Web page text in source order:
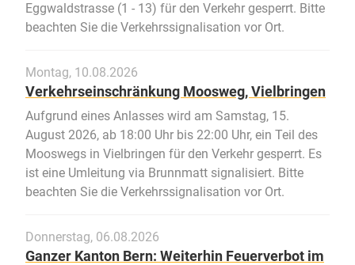
Eggwaldstrasse (1 - 13) für den Verkehr gesperrt. Bitte
beachten Sie die Verkehrssignalisation vor Ort.
Montag, 10.08.2026
Verkehrseinschränkung Moosweg, Vielbringen
Aufgrund eines Anlasses wird am Samstag, 15.
August 2026, ab 18:00 Uhr bis 22:00 Uhr, ein Teil des
Mooswegs in Vielbringen für den Verkehr gesperrt. Es
ist eine Umleitung via Brunnmatt signalisiert. Bitte
beachten Sie die Verkehrssignalisation vor Ort.
Donnerstag, 06.08.2026
Ganzer Kanton Bern: Weiterhin Feuerverbot im